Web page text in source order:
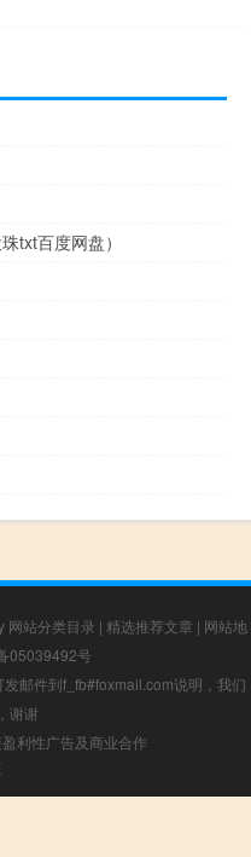
txt百度网盘）
网站分类目录 | 精选推荐文章 | 网站地
05039492号
邮件到f_fb#foxmail.com说明，我们
谢谢
利性广告及商业合作